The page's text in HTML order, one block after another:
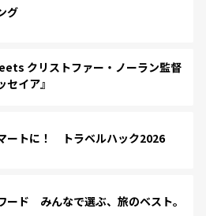
グ
クリストファー・ノーラン監督
イア』
ートに！ トラベルハック2026
ード みんなで選ぶ、旅のベスト。